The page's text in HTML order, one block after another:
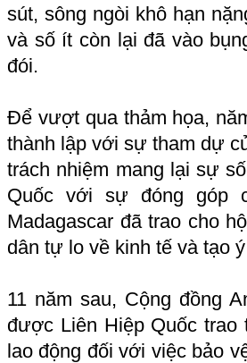
sút, sông ngòi khô hạn
và số ít còn lại đã vào
đói.
Để vượt qua thảm họa,
thành lập với sự tham dự
trách nhiệm mang lại sự
Quốc với sự đóng góp
Madagascar đã trao cho
dân tự lo về kinh tế và tạo
11 năm sau, Cộng đồng
được Liên Hiệp Quốc trao
lao động đối với việc bảo